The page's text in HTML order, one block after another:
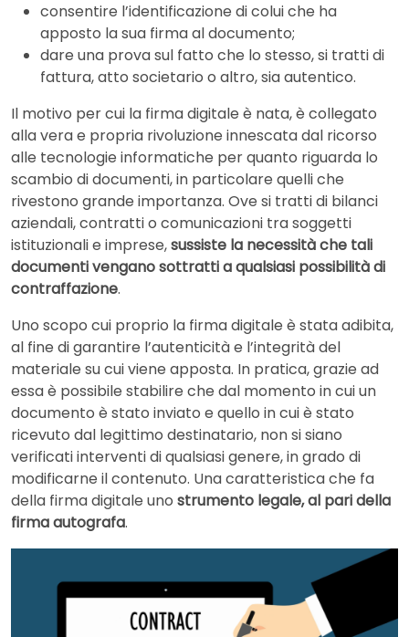
consentire l’identificazione di colui che ha
apposto la sua firma al documento;
dare una prova sul fatto che lo stesso, si tratti di
fattura, atto societario o altro, sia autentico.
Il motivo per cui la firma digitale è nata, è collegato
alla vera e propria rivoluzione innescata dal ricorso
alle tecnologie informatiche per quanto riguarda lo
scambio di documenti, in particolare quelli che
rivestono grande importanza. Ove si tratti di bilanci
aziendali, contratti o comunicazioni tra soggetti
istituzionali e imprese,sussiste la necessità che tali
documenti vengano sottratti a qualsiasi possibilità di
contraffazione.
Uno scopo cui proprio la firma digitale è stata adibita,
al fine di garantire l’autenticità e l’integrità del
materiale su cui viene apposta. In pratica, grazie ad
essa è possibile stabilire che dal momento in cui un
documento è stato inviato e quello in cui è stato
ricevuto dal legittimo destinatario, non si siano
verificati interventi di qualsiasi genere, in grado di
modificarne il contenuto. Una caratteristica che fa
della firma digitale uno strumento legale, al pari della
firma autografa.